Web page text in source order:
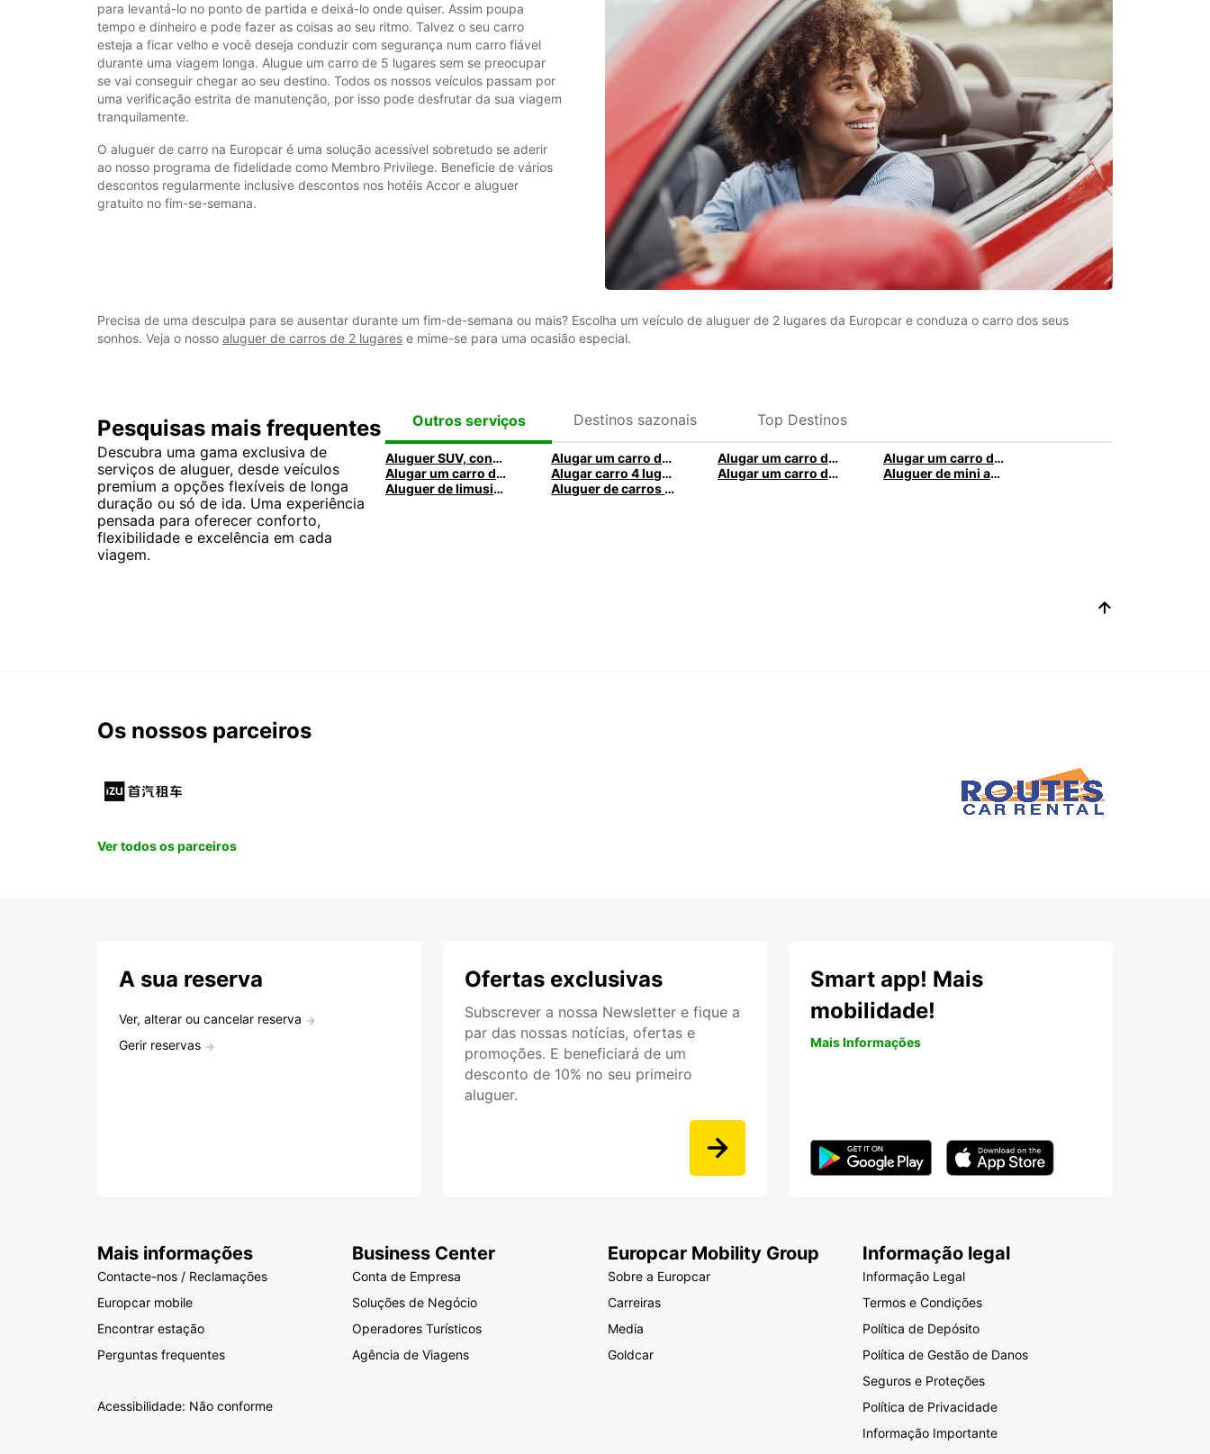
para levantá-lo no ponto de partida e deixá-lo onde quiser. Assim poupa
tempo e dinheiro e pode fazer as coisas ao seu ritmo. Talvez o seu carro
esteja a ficar velho e você deseja conduzir com segurança num carro fiável
durante uma viagem longa. Alugue um carro de 5 lugares sem se preocupar
se vai conseguir chegar ao seu destino. Todos os nossos veículos passam por
uma verificação estrita de manutenção, por isso pode desfrutar da sua viagem
tranquilamente.
O aluguer de carro na Europcar é uma solução acessível sobretudo se aderir
ao nosso programa de fidelidade como Membro Privilege. Beneficie de vários
descontos regularmente inclusive descontos nos hotéis Accor e aluguer
gratuito no fim-se-semana.
Precisa de uma desculpa para se ausentar durante um fim-de-semana ou mais? Escolha um veículo de aluguer de 2 lugares da Europcar e conduza o carro dos seus
sonhos. Veja o nosso aluguer de carros de 2 lugares e mime-se para uma ocasião especial.
Pesquisas mais frequentes
Descubra uma gama exclusiva de
serviços de aluguer, desde veículos
premium a opções flexíveis de longa
duração ou só de ida. Uma experiência
pensada para oferecer conforto,
flexibilidade e excelência em cada
viagem.
Outros serviços Destinos sazonais Top Destinos
Aluguer SUV, conduza em grande estilo com a Europcar Alugar um carro de 7 lugares com a Europcar Alugar um carro de 9 lugares na Europcar
Alugar um carro de 8 lugares com a Europcar
Alugar um carro de 6 lugares com a Europcar
Alugar carro 4 lugares com a Europcar Alugar um carro de 2 lugares com a Europcar
Aluguer de mini autocarros com Europcar
Aluguer de limusines, para um evento extraordinário com Europcar
Aluguer de carros familiar com a Europcar
Os nossos parceiros
Ver todos os parceiros
A sua reserva
Ver, alterar ou cancelar reserva
Gerir reservas
Ofertas exclusivas
Subscrever a nossa Newsletter e fique a
par das nossas notícias, ofertas e
promoções. E beneficiará de um
desconto de 10% no seu primeiro
aluguer.
Smart app! Mais
mobilidade!
Mais Informações
Mais informações
Contacte-nos / Reclamações
Europcar mobile
Encontrar estação
Perguntas frequentes
Acessibilidade: Não conforme
Business Center
Conta de Empresa
Soluções de Negócio
Operadores Turísticos
Agência de Viagens
Europcar Mobility Group
Sobre a Europcar
Carreiras
Media
Goldcar
Informação legal
Informação Legal
Termos e Condições
Política de Depósito
Política de Gestão de Danos
Seguros e Proteções
Política de Privacidade
Informação Importante